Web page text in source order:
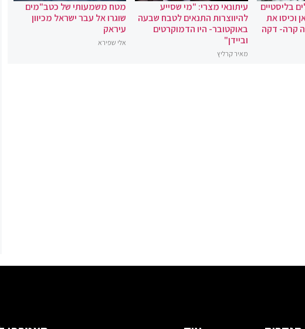
בליסטיים
וכיסו את
קרה- דקה
עיתונאי מצרי: "מי שסייע
להיווצרות התנאים לטבח שבעה
באוקטובר- היו הדמוקרטים
וביידן"
מאיר קרליץ
מטח משמעותי של כטב"מים
שוגרו אל עבר ישראל מכיוון
עיראק
אלי שפירא